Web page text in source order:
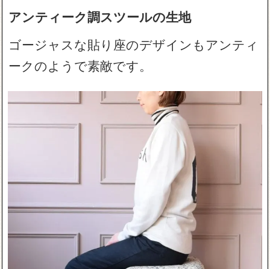
アンティーク調スツールの生地
ゴージャスな貼り座のデザインもアンティ
ークのようで素敵です。